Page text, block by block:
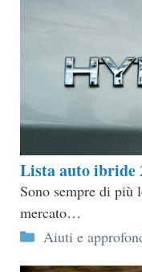
Lista auto ibride
Sono sempre di
mercato…
Categorie
Aiuti e